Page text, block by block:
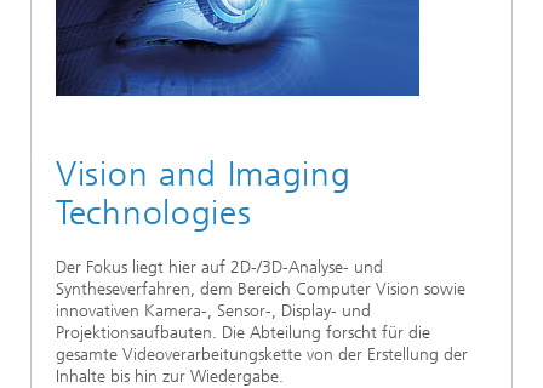
Vision and Imaging
Technologies
Der Fokus liegt hier auf 2D-/3D-Analyse- und
Syntheseverfahren, dem Bereich Computer Vision sowie
innovativen Kamera-, Sensor-, Display- und
Projektionsaufbauten. Die Abteilung forscht für die
gesamte Videoverarbeitungskette von der Erstellung der
Inhalte bis hin zur Wiedergabe.